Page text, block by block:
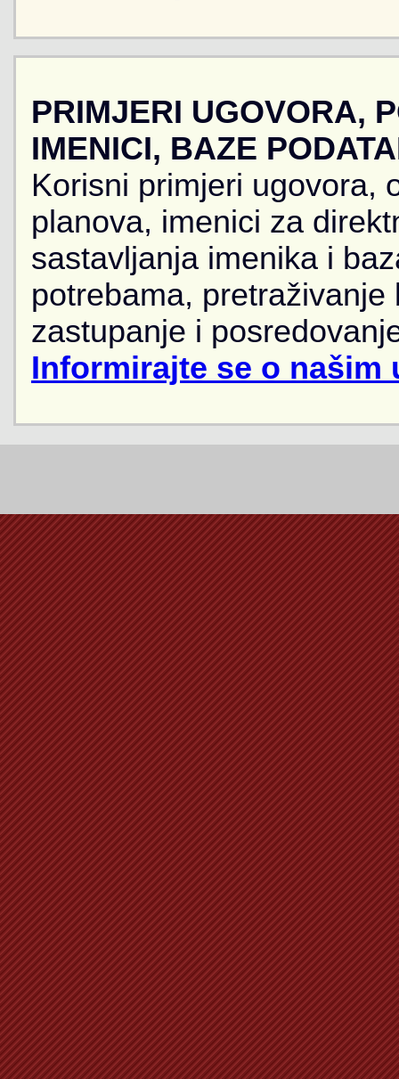
PRIMJERI UGOVORA,
IMENICI, BAZE
Korisni primjeri ugovora,
planova, imenici za
sastavljanja imenika i
potrebama,
zastupanje i
Informirajte se o našim